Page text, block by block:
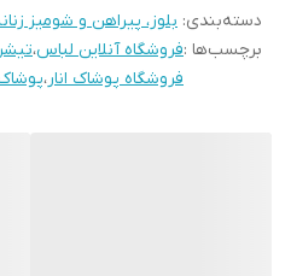
دسته‌بندی: بلوز، پیراهن و شومیز
برچسب‌ها :فروشگاه آنلاین لباس،
فروشگاه پوشاک انار،